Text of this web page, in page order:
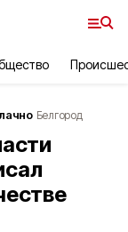
Белгород